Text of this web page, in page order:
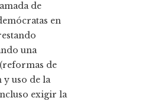
de
en
una
de
uso de la
exigir la